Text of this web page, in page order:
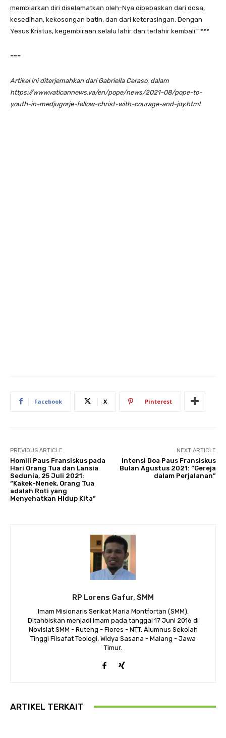
membiarkan diri diselamatkan oleh-Nya dibebaskan dari dosa,
kesedihan, kekosongan batin, dan dari keterasingan. Dengan
Yesus Kristus, kegembiraan selalu lahir dan terlahir kembali.” ***
===
Artikel ini diterjemahkan dari Gabriella Ceraso, dalam
https://www.vaticannews.va/en/pope/news/2021-08/pope-to-
youth-in-medjugorje-follow-christ-with-courage-and-joy.html
Facebook X Pinterest
PREVIOUS ARTICLE
Homili Paus Fransiskus pada
Hari Orang Tua dan Lansia
Sedunia, 25 Juli 2021:
“Kakek-Nenek, Orang Tua
adalah Roti yang
Menyehatkan Hidup Kita”
NEXT ARTICLE
Intensi Doa Paus Fransiskus
Bulan Agustus 2021: “Gereja
dalam Perjalanan”
RP Lorens Gafur, SMM
Imam Misionaris Serikat Maria Montfortan (SMM).
Ditahbiskan menjadi imam pada tanggal 17 Juni 2016 di
Novisiat SMM - Ruteng - Flores - NTT. Alumnus Sekolah
Tinggi Filsafat Teologi, Widya Sasana - Malang - Jawa
Timur.
ARTIKEL TERKAIT